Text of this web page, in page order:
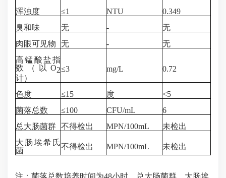
浑浊度
≤1 NTU
0.349
臭和味
无 -
无
肉眼可见物
无 -
无
高锰酸盐指
数（以 O2
计）
≤3 mg/L 0.72
色度 ≤15 度
<5
菌落总数
≤100 CFU/mL
6
总大肠菌群 不得检出 MPN/100mL
未检出
大肠埃希氏
菌
不得检出 MPN/100mL 未检出
注：菌落总数培养时间为48小时，总大肠菌群、大肠埃